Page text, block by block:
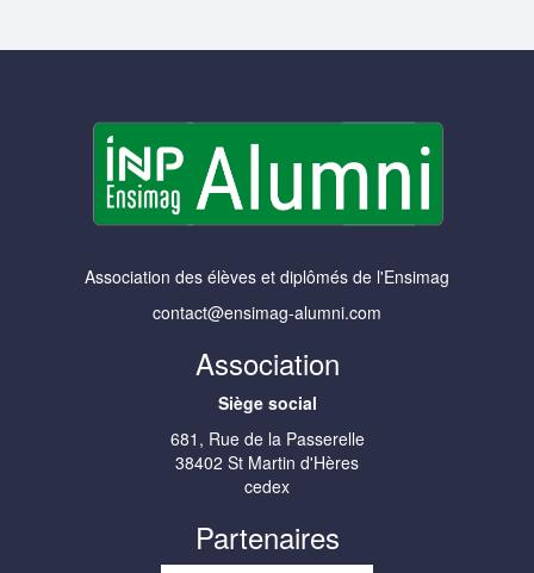
Association des élèves et diplômés de l'Ensimag
contact@ensimag-alumni.com
Association
Siège social
681, Rue de la Passerelle
38402 St Martin d'Hères
cedex
Partenaires